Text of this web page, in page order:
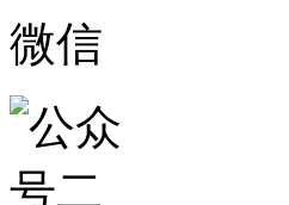
微信